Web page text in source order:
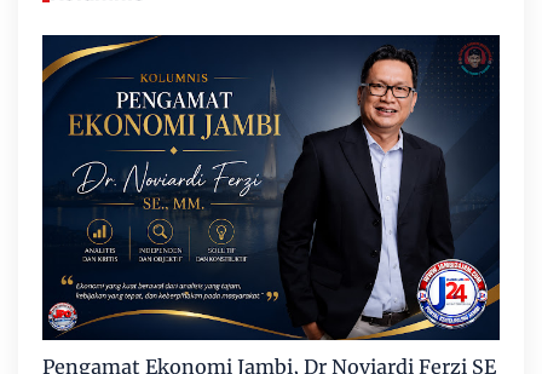
Pengamat Ekonomi Jambi, Dr Noviardi Ferzi SE